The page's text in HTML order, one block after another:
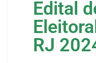
Edital
RJ